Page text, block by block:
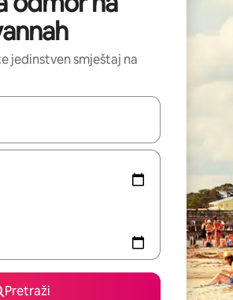
jedinstven smještaj na
krećite se gore i dolje pomoću
Pretraži